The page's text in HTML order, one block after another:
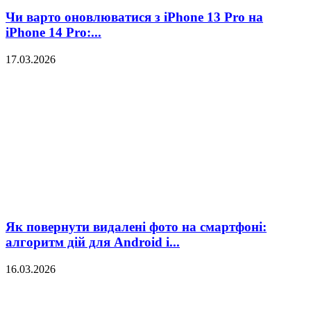
Чи варто оновлюватися з iPhone 13 Pro на
iPhone 14 Pro:...
17.03.2026
Як повернути видалені фото на смартфоні:
алгоритм дій для Android і...
16.03.2026